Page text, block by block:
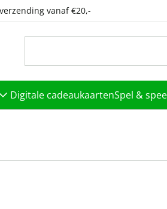
vanaf €20,-
Digitale cadeaukaartenSpel &